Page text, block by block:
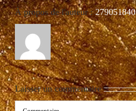
À propos de l'auteur :279051840
Laisser un commentaire
Commentaire